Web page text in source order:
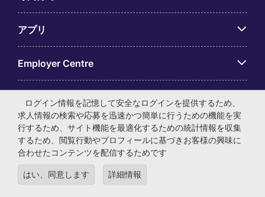
アプリ
Employer Centre
© マイケル・ペイジ・インターナショナル・ジャパン株式会
社 法人番号：0104-01-043253 本社所在地：〒105-0001 東
京都港区虎ノ門4-3-13 ヒューリック神谷町ビル6階 有料職業
紹介事業許可番号：13-ユ-040405 ／ 労働者派遣事業許可番
号：派13-300434
ログイン情報を記憶して安全なログインを提供するため、
求人情報の検索や応募を迅速かつ簡単に行うための機能を実
行するため、サイト機能を最適化するための統計情報を収集
するため、閲覧行動やプロフィールに基づきお客様の興味に
合わせたコンテンツを配信するためです
はい、同意します 詳細情報